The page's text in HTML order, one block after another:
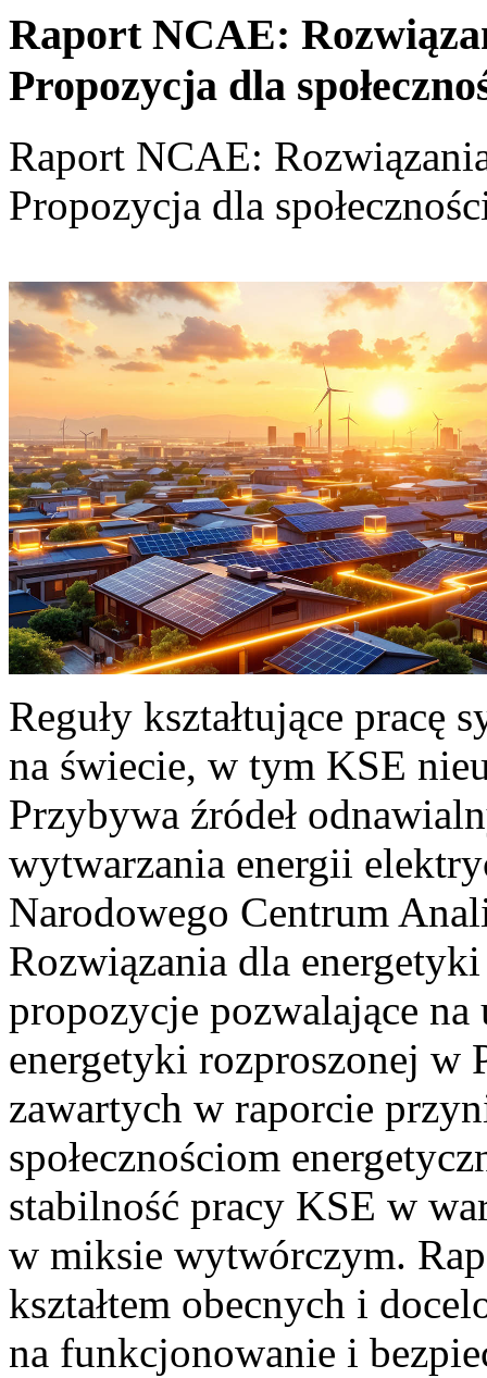
Raport NCAE:
Propozycja dla
Raport NCAE:
Propozycja dla
Reguły kształtujące pracę
na świecie, w tym KSE
Przybywa źródeł
wytwarzania energii
Narodowego Centrum
Rozwiązania dla
propozycje pozwalające
energetyki rozproszonej w
zawartych w raporcie
społecznościom
stabilność pracy KSE w
w miksie wytwórczym.
kształtem obecnych i
na funkcjonowanie i